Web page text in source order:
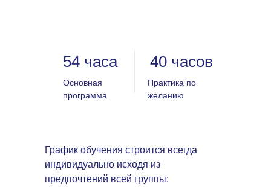
54 часа
Основная
программа
График обучения строится всегда
индивидуально исходя из
предпочтений всей группы:
40 часов
Практика по
желанию